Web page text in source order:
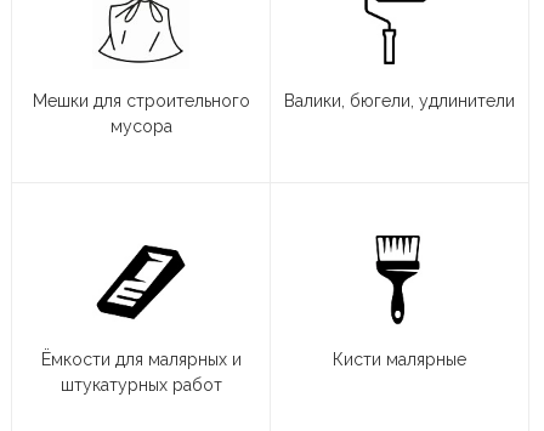
Мешки для строительного
мусора
Валики, бюгели, удлинители
Ёмкости для малярных и
штукатурных работ
Кисти малярные